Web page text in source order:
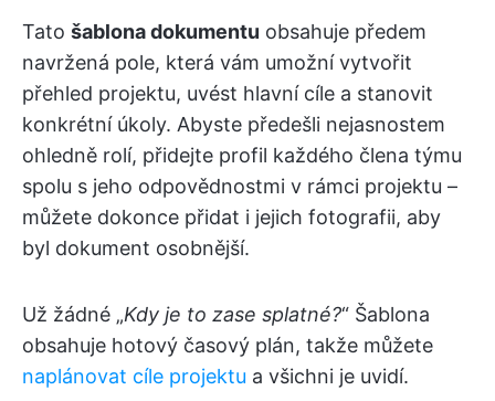
Tato šablona dokumentu obsahuje předem
navržená pole, která vám umožní vytvořit
přehled projektu, uvést hlavní cíle a stanovit
konkrétní úkoly. Abyste předešli nejasnostem
ohledně rolí, přidejte profil každého člena týmu
spolu s jeho odpovědnostmi v rámci projektu –
můžete dokonce přidat i jejich fotografii, aby
byl dokument osobnější.
Už žádné „Kdy je to zase splatné?“ Šablona
obsahuje hotový časový plán, takže můžete
naplánovat cíle projektu a všichni je uvidí.